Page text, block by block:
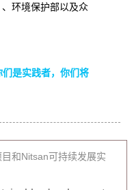
环境保护部以及众
们是实践者，你们将
和Nitsan可持续发展实